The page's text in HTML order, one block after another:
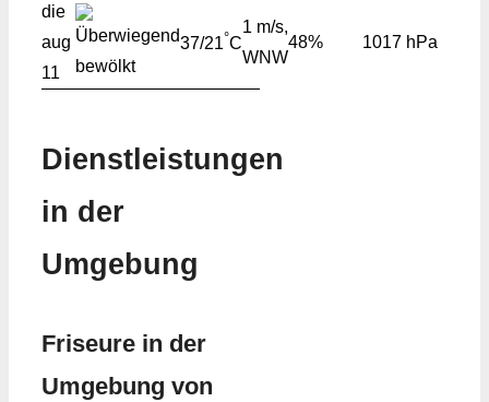
die
aug
11
37/21°C
1 m/s,
WNW
48% 1017 hPa
Dienstleistungen
in der
Umgebung
Friseure in der
Umgebung von